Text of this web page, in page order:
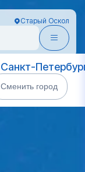
Старый Оскол
Санкт-
Сменить город